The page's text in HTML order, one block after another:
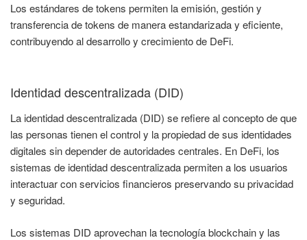
Los estándares de tokens permiten la emisión, gestión y
transferencia de tokens de manera estandarizada y eficiente,
contribuyendo al desarrollo y crecimiento de DeFi.
Identidad descentralizada (DID)
La identidad descentralizada (DID) se refiere al concepto de que
las personas tienen el control y la propiedad de sus identidades
digitales sin depender de autoridades centrales. En DeFi, los
sistemas de identidad descentralizada permiten a los usuarios
interactuar con servicios financieros preservando su privacidad
y seguridad.
Los sistemas DID aprovechan la tecnología blockchain y las